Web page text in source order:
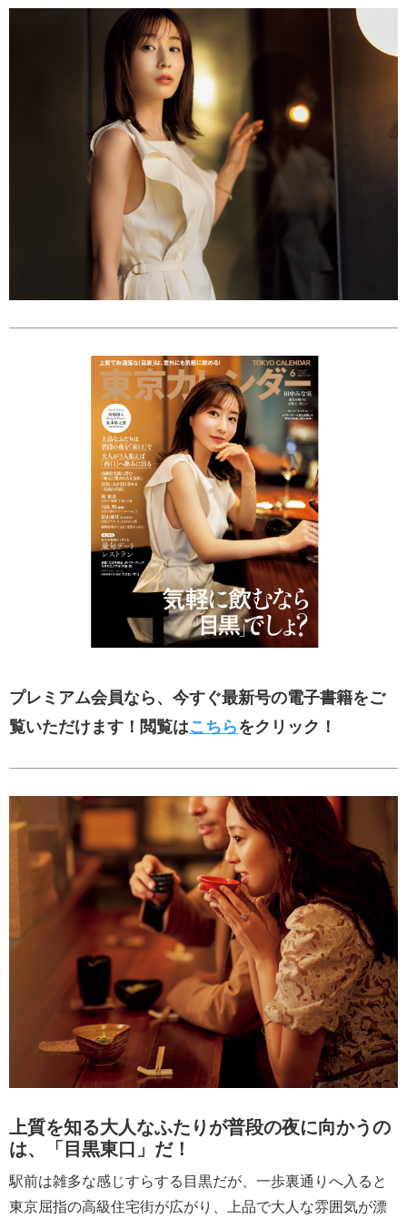
プレミアム会員なら、今すぐ最新号の電子書籍をご
覧いただけます！閲覧はこちらをクリック！
上質を知る大人なふたりが普段の夜に向かうの
は、「目黒東口」だ！
駅前は雑多な感じすらする目黒だが、一歩裏通りへ入ると
東京屈指の高級住宅街が広がり、上品で大人な雰囲気が漂